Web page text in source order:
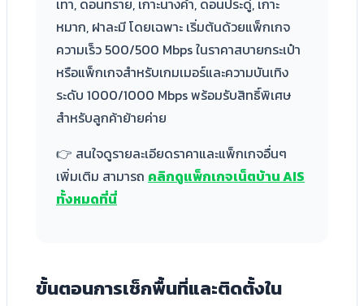
เทา, ดอนทราย, เกาะนางคำ, ดอนประดู่, เกาะ
หมาก, ฝาละมี โดยเฉพาะ เริ่มต้นด้วยแพ็กเกจ
ความเร็ว 500/500 Mbps ในราคาสบายกระเป๋า
หรือแพ็กเกจสำหรับเกมเมอร์และความบันเทิง
ระดับ 1000/1000 Mbps พร้อมรับสิทธิ์พิเศษ
สำหรับลูกค้าย้ายค่าย
👉 สนใจดูรายละเอียดราคาและแพ็กเกจอื่นๆ
เพิ่มเติม สามารถ คลิกดูแพ็กเกจเน็ตบ้าน AIS
ทั้งหมดที่นี่
ขั้นตอนการเช็กพื้นที่และติดตั้งใน